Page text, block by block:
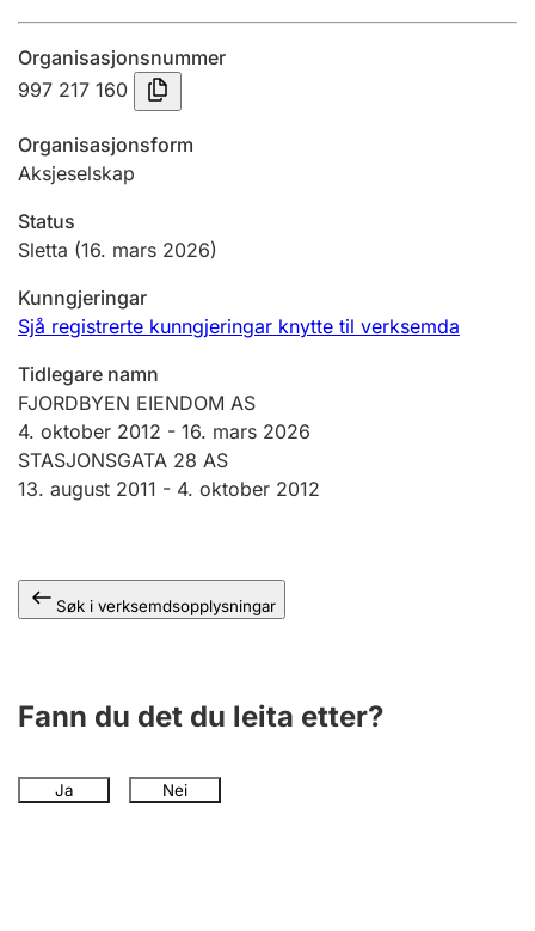
Innsending og forseinkingsgebyr
Tinglysing
Jeger
Ektepaktrettleiaren
Andre tema
Organisasjonsnummer
997 217 160
Organisasjonsform
Aksjeselskap
Status
Sletta (16. mars 2026)
Kunngjeringar
Sjå registrerte kunngjeringar knytte til verksemda
Tidlegare namn
FJORDBYEN EIENDOM AS
4. oktober 2012 - 16. mars 2026
STASJONSGATA 28 AS
13. august 2011 - 4. oktober 2012
Søk i verksemdsopplysningar
Fann du det du leita etter?
Ja Nei